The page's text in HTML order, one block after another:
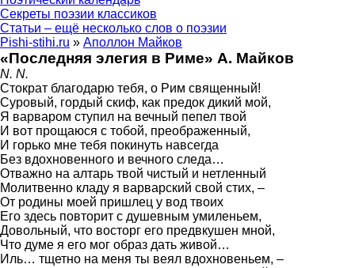
Секреты поэзии классиков
Статьи – ещё несколько слов о поэзии
Pishi-stihi.ru » Аполлон Майков
«Последняя элегия в Риме» А. Майков
N. N.
Стократ благодарю тебя, о Рим священный!
Суровый, гордый скиф, как предок дикий мой,
Я варваром ступил на вечный пепел твой
И вот прощаюся с тобой, преображенный,
И горько мне тебя покинуть навсегда
Без вдохновенного и вечного следа…
Отважно на алтарь твой чистый и нетленный
Молитвенно кладу я варварский свой стих, –
От родины моей пришлец у вод твоих
Его здесь повторит с душевным умиленьем,
Довольный, что восторг его предвкушен мной,
Что думе я его мог образ дать живой…
Иль… тщетно на меня ты веял вдохновеньем, –